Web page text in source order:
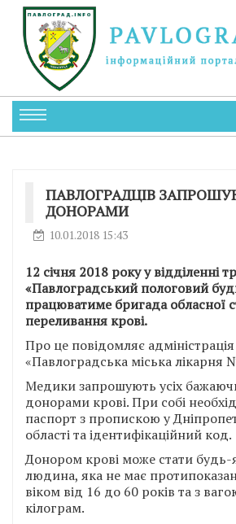
ПАВЛОГРАДЦІВ
ДОНОРАМИ
10.01.2018 15:43
12 січня 2018 року у відділенні
«Павлоградський пологовий
працюватиме бригада обласної
переливання крові.
Про це повідомляє
«Павлоградська міська лікарня
Медики запрошують усіх
донорами крові. При собі
паспорт з пропискою у
області та ідентифікаційний код.
Донором крові може стати будь-
людина, яка не має
віком від 16 до 60 років та з
кілограм.